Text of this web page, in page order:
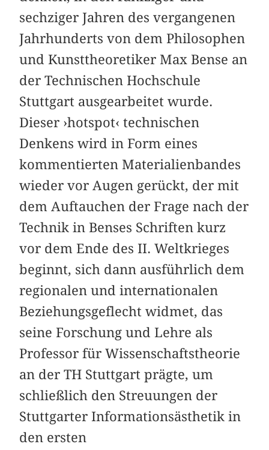
sechziger Jahren des vergangenen
Jahrhunderts von dem Philosophen
und Kunsttheoretiker Max Bense an
der Technischen Hochschule
Stuttgart ausgearbeitet wurde.
Dieser ›hotspot‹ technischen
Denkens wird in Form eines
kommentierten Materialienbandes
wieder vor Augen gerückt, der mit
dem Auftauchen der Frage nach der
Technik in Benses Schriften kurz
vor dem Ende des II. Weltkrieges
beginnt, sich dann ausführlich dem
regionalen und internationalen
Beziehungsgeflecht widmet, das
seine Forschung und Lehre als
Professor für Wissenschaftstheorie
an der TH Stuttgart prägte, um
schließlich den Streuungen der
Stuttgarter Informationsästhetik in
den ersten